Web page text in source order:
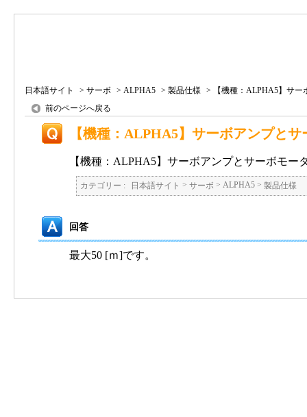
日本語サイト > サーボ > ALPHA5 > 製品仕様 >
【機種：ALPHA5】サー
前のページへ戻る
【機種：ALPHA5】サーボアンプと
【機種：ALPHA5】サーボアンプとサーボモー
カテゴリー : 日本語サイト > サーボ > ALPHA5 > 製品仕様
回答
最大50 [ｍ]です。